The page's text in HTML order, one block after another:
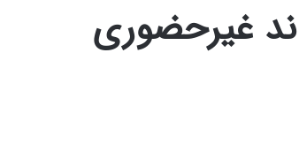
غیرحضوری